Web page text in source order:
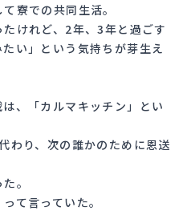
寮での共同生活。
けれど、2年、3年と過ごす
い」という気持ちが芽生え
、「カルマキッチン」とい
わり、次の誰かのために恩送
。
て言っていた。